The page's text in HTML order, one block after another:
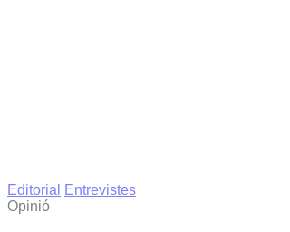
Editorial
Entrevistes
Opinió